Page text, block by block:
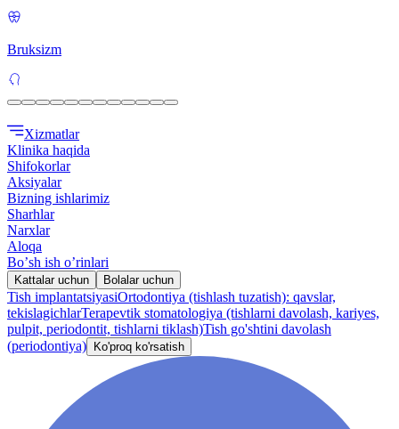
Bruksizm
Xizmatlar
Klinika haqida
Shifokorlar
Aksiyalar
Bizning ishlarimiz
Sharhlar
Narxlar
Aloqa
Boʼsh ish oʼrinlari
Kattalar uchun Bolalar uchun
Tish implantatsiyasiOrtodontiya (tishlash tuzatish): qavslar,
tekislagichlarTerapevtik stomatologiya (tishlarni davolash, kariyes,
pulpit, periodontit, tishlarni tiklash)Tish go'shtini davolash
(periodontiya)
Ko'proq ko'rsatish